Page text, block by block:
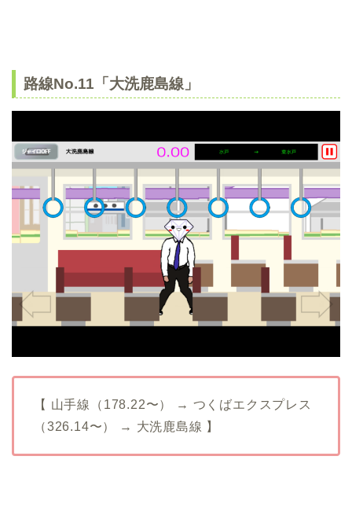
路線No.11「大洗鹿島線」
【 山手線（178.22〜） → つくばエクスプレス
（326.14〜） → 大洗鹿島線 】